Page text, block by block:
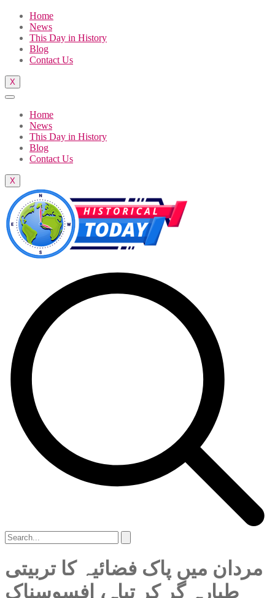
Home
News
This Day in History
Blog
Contact Us
X
Home
News
This Day in History
Blog
Contact Us
X
مردان میں پاک فضائیہ کا تربیتی
طیارہ گر کر تباہ، افسوسناک